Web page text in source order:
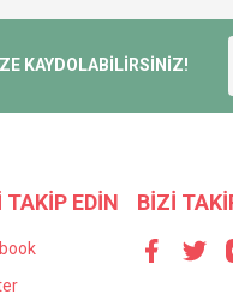
KAYDOLABİLİRSİNİZ!
TAKİP EDİN BİZİ